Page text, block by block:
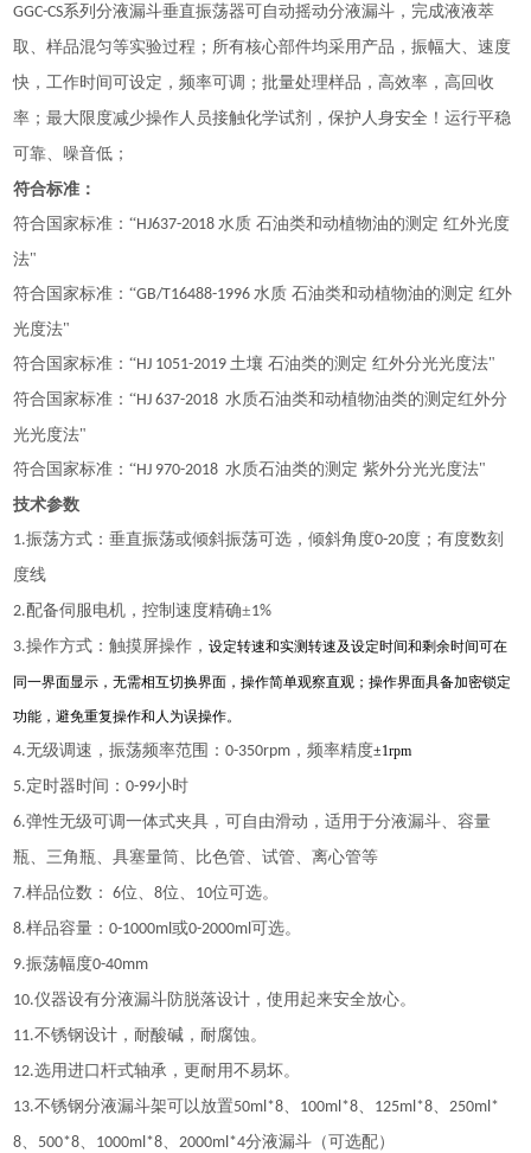
GGC-CS系列分液漏斗垂直振荡器可自动摇动分液漏斗，完成液液萃
取、样品混匀等实验过程；所有核心部件均采用产品，振幅大、速度
快，工作时间可设定，频率可调；批量处理样品，高效率，高回收
率；最大限度减少操作人员接触化学试剂，保护人身安全！运行平稳
可靠、噪音低；
符合标准 ：
符合国家标准：“HJ637-2018水质 石油类和动植物油的测定 红外光度
法"
符合国家标准：“GB/T16488-1996水质 石油类和动植物油的测定 红外
光度法"
符合国家标准：“HJ 1051-2019土壤 石油类的测定 红外分光光度法"
符合国家标准：“HJ 637-2018水质石油类和动植物油类的测定红外分
光光度法"
符合国家标准：“HJ 970-2018水质石油类的测定 紫外分光光度法"
技术参数
1.振荡方式：垂直振荡或倾斜振荡可选，倾斜角度0-20度；有度数刻
度线
2.配备伺服电机，控制速度精确±1%
3.操作方式：触摸屏操作，设定转速和实测转速及设定时间和剩余时间可在
同一界面显示，无需相互切换界面，操作简单观察直观；操作界面具备加密锁定
功能，避免重复操作和人为误操作。
4.无级调速，振荡频率范围：0-350rpm ，频率精度±1rpm
5.定时器时间：0-99小时
6.弹性无级可调一体式夹具，可自由滑动，适用于分液漏斗、容量
瓶、三角瓶、具塞量筒、比色管、试管、离心管等
7.样品位数： 6位、8位 10位可选。
8.样品容量：0-1000ml或0-2000ml 可选。
9.振荡幅度0-40mm
10.仪器设有分液漏斗防脱落设计，使用起来安全放心。
11.不锈钢设计，耐酸碱，耐腐蚀。
12.选用进口杆式轴承，更耐用不易坏。
13.不锈钢分液漏斗架可以放置50ml*8 100ml*8 125ml*8
250ml*
8
500*8 1000ml*8 2000ml*4分液漏斗（可选配）